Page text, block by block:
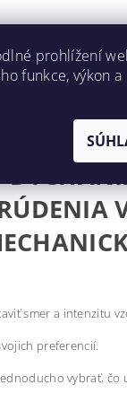
EN166)
smer a intenzitu
preferencií.
vybrať,
prohlížení
funkce, výkon a